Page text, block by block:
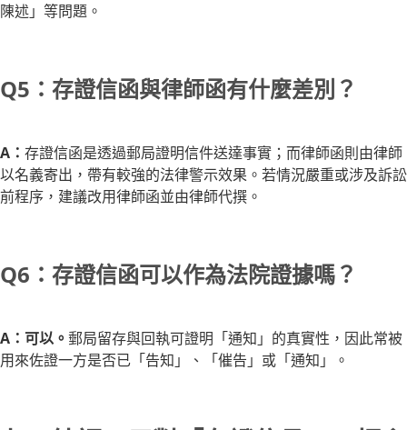
陳述」等問題。
Q5：存證信函與律師函有什麼差別？
A： 存證信函是透過郵局證明信件送達事實；而律師函則由律師
以名義寄出，帶有較強的法律警示效果。若情況嚴重或涉及訴訟
前程序，建議改用律師函並由律師代撰。
Q6：存證信函可以作為法院證據嗎？
A：可以。 郵局留存與回執可證明「通知」的真實性，因此常被
用來佐證一方是否已「告知」、「催告」或「通知」。